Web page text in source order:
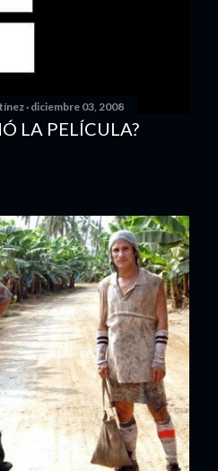
diciembre 03, 2008
LA PELÍCULA?